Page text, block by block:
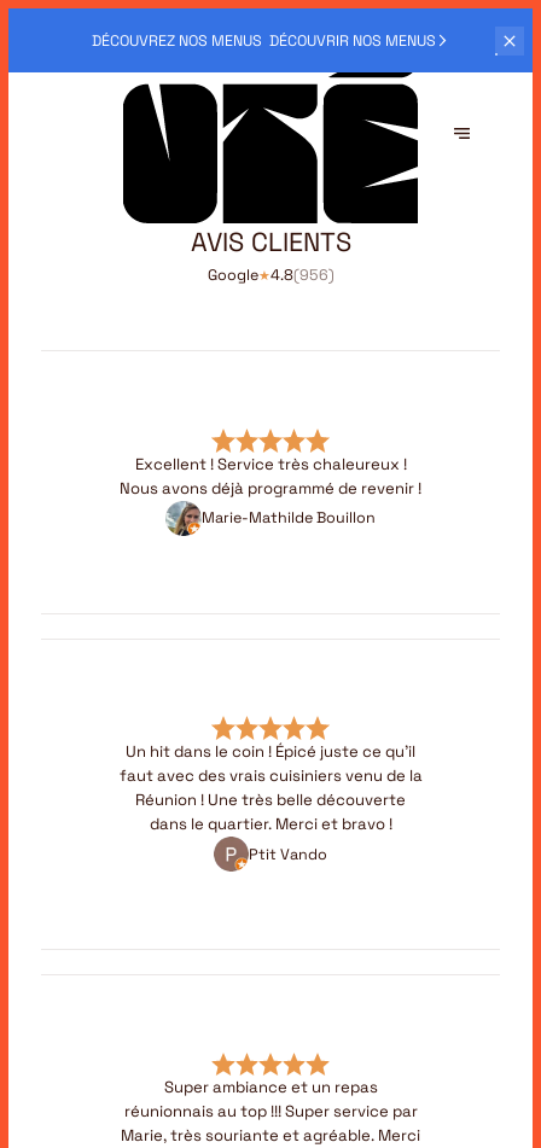
DÉCOUVREZ NOS MENUS DÉCOUVRIR NOS MENUS
AVIS CLIENTS
Google★4.8(956)
Excellent ! Service très chaleureux !
Nous avons déjà programmé de revenir !
Marie-Mathilde Bouillon
Un hit dans le coin ! Épicé juste ce qu’il
faut avec des vrais cuisiniers venu de la
Réunion ! Une très belle découverte
dans le quartier. Merci et bravo !
Ptit Vando
Super ambiance et un repas
réunionnais au top !!! Super service par
Marie, très souriante et agréable. Merci